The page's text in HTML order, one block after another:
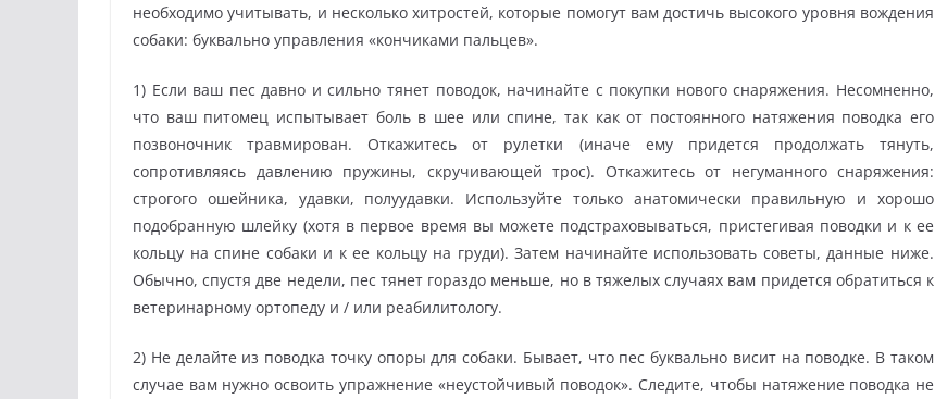
необходимо учитывать, и несколько хитростей, которые помогут вам достичь высокого уровня вождения
собаки: буквально управления «кончиками пальцев».
1) Если ваш пес давно и сильно тянет поводок, начинайте с покупки нового снаряжения. Несомненно,
что ваш питомец испытывает боль в шее или спине, так как от постоянного натяжения поводка его
позвоночник травмирован. Откажитесь от рулетки (иначе ему придется продолжать тянуть,
сопротивляясь давлению пружины, скручивающей трос). Откажитесь от негуманного снаряжения:
строгого ошейника, удавки, полуудавки. Используйте только анатомически правильную и хорошо
подобранную шлейку (хотя в первое время вы можете подстраховываться, пристегивая поводки и к ее
кольцу на спине собаки и к ее кольцу на груди). Затем начинайте использовать советы, данные ниже.
Обычно, спустя две недели, пес тянет гораздо меньше, но в тяжелых случаях вам придется обратиться к
ветеринарному ортопеду и / или реабилитологу.
2) Не делайте из поводка точку опоры для собаки. Бывает, что пес буквально висит на поводке. В таком
случае вам нужно освоить упражнение «неустойчивый поводок». Следите, чтобы натяжение поводка не